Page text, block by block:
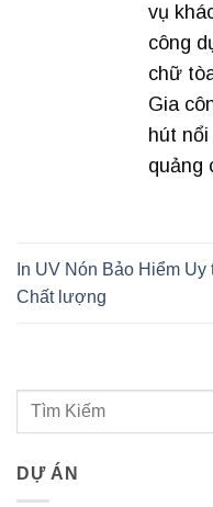
vụ
công
chữ
Gia
hút
quảng
In UV Nón Bảo Hiểm Uy
Chất lượng
DỰ ÁN